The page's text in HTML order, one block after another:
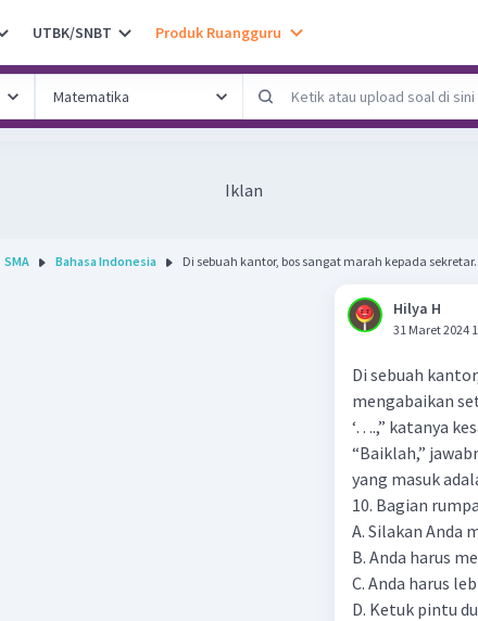
UTBK/SNBT Produk Ruangguru
Iklan
SMA Bahasa Indonesia Di sebuah kantor, bos sangat marah kepada
Hilya H
31 Maret 2024
Di sebuah
mengabaikan
‘….,” katanya
“Baiklah,”
yang masuk
10. Bagian
A. Silakan Anda
B. Anda harus
C. Anda harus
D. Ketuk pintu